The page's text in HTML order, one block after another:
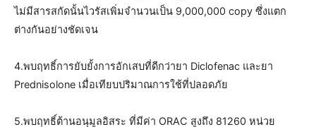
ไม่มีสารสกัดนั้นไวรัสเพิ่มจำนวนเป็น 9,000,000 copy ซึ่งแตก
ต่างกันอย่างชัดเจน
4.พบฤทธิ์การยับยั้งการอักเสบที่ดีกว่ายา Diclofenac และยา
Prednisolone เมื่อเทียบปริมาณการใช้ที่ปลอดภัย
5.พบฤทธิ์ต้านอนุมูลอิสระ ที่มีค่า ORAC สูงถึง 81260 หน่วย